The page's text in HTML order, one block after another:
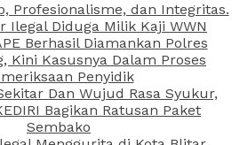
Profesionalisme, dan Integritas.
Ilegal Diduga Milik Kaji WWN
Berhasil Diamankan Polres
Kini Kasusnya Dalam Proses
Penyidik
Dan Wujud Rasa Syukur,
Bagikan Ratusan Paket
Sembako